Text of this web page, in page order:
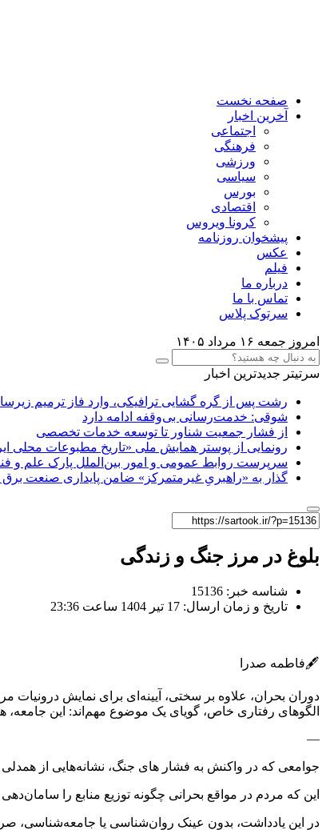
صفحه نخست
آخرین اخبار
اجتماعی
فرهنگی
ورزشی
سیاسی
بورس
اقتصادی
کرونا ویروس
پیشخوان روزنامه
عکس
فیلم
درباره ما
تماس با ما
سرتوک پلاس
امروز جمعه ۱۶ مرداد ۱۴۰۵
سرتیتر جدیدترین اخبار
رشت پس از گره گشایی ترافیکی، وارد فاز ترمیم
شوقی: خدمت‌رسانی بی‌وقفه ادامه دارد
از فشار جمعیت شناور تا توسعه خدمات تخصصی
رونمایی از پوستر همایش ملی «تاریخ مطبوعات محلی
سرپرست روابط عمومی و امور بین‌الملل پارک علم و
گذار به «راهبریِ غیرمتمرکز» ضامن پایداری صنعت
بلوغ در مرز جنگ و زندگی
شناسه خبر: 15136
تاریخ و زمان ارسال: 17 تیر 1404 ساعت 23:36
🖋️فاطمه صدرا
دوران بحران، علاوه بر سختی، آیینه‌ای برای نمایش
الگوهای رفتاری خاص، گویای یک موضوع مهم‌اند: این
—
جوامعی که در واکنش به فشار های جنگ، نشانه‌هایی از همدلی
این که مردم در مواقع بحرانی چگونه توزیع منابع را
در این یادداشت، بدون عینک روان‌شناسی یا جامعه‌شناسی،